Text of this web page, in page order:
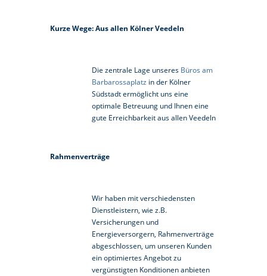
Kurze Wege: Aus allen Kölner Veedeln
Die zentrale Lage unseres Büros am
Barbarossaplatz in der Kölner
Südstadt ermöglicht uns eine
optimale Betreuung und Ihnen eine
gute Erreichbarkeit aus allen Veedeln
Rahmenverträge
Wir haben mit verschiedensten
Dienstleistern, wie z.B.
Versicherungen und
Energieversorgern, Rahmenverträge
abgeschlossen, um unseren Kunden
ein optimiertes Angebot zu
vergünstigten Konditionen anbieten